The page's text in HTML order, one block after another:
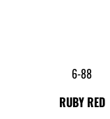
6-88
RUBY RED